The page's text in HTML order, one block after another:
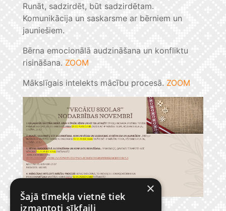
Runāt, sadzirdēt, būt sadzirdētam.
Komunikācija un saskarsme ar bērniem un
jauniešiem.
Bērna emocionālā audzināšana un konfliktu
risināšana. ZOOM
Mākslīgais intelekts mācību procesā. ZOOM
×
Šajā tīmekļa vietnē tiek
izmantoti sīkfaili